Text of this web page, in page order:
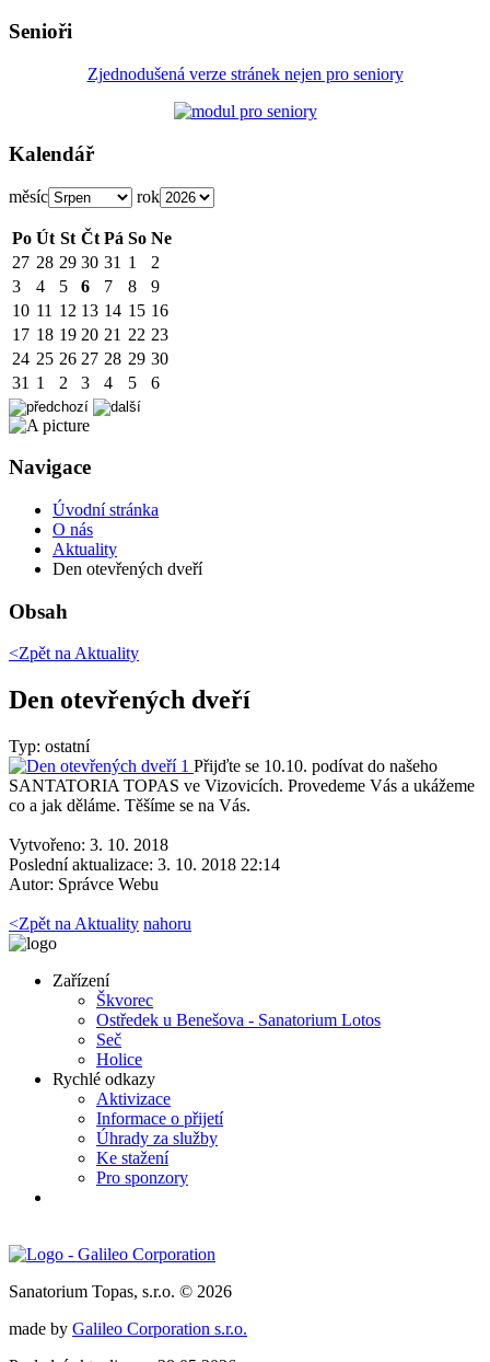
Senioři
Zjednodušená verze stránek nejen pro seniory
Kalendář
měsíc rok
Po Út St Čt Pá So Ne
27 28 29 30 31 1
2
3
4 5 6 7 8
9
10 11 12 13 14 15 16
17 18 19 20 21 22 23
24 25 26 27 28 29 30
31 1 2 3 4 5 6
Navigace
Úvodní stránka
O nás
Aktuality
Den otevřených dveří
Obsah
<Zpět na Aktuality
Den otevřených dveří
Typ: ostatní
Přijďte se 10.10. podívat do našeho
SANTATORIA TOPAS ve Vizovicích. Provedeme Vás a ukážeme
co a jak děláme. Těšíme se na Vás.
Vytvořeno: 3. 10. 2018
Poslední aktualizace: 3. 10. 2018 22:14
Autor: Správce Webu
<Zpět na Aktuality nahoru
Zařízení
Škvorec
Ostředek u Benešova - Sanatorium Lotos
Seč
Holice
Rychlé odkazy
Aktivizace
Informace o přijetí
Úhrady za služby
Ke stažení
Pro sponzory
Sanatorium Topas, s.r.o. © 2026
made by Galileo Corporation s.r.o.